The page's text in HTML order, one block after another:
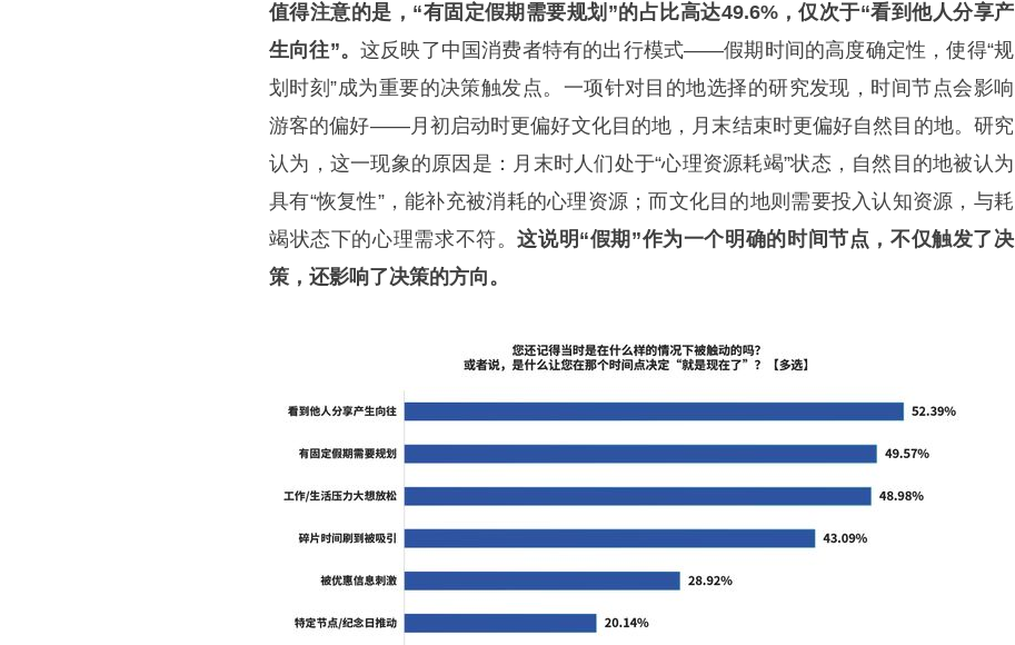
值得注意的是，“有固定假期需要规划”的占比高达49.6%，仅次于“看到他人分享产
生向往”。 这反映了中国消费者特有的出行模式——假期时间的高度确定性，使得“规
划时刻”成为重要的决策触发点。一项针对目的地选择的研究发现，时间节点会影响
游客的偏好——月初启动时更偏好文化目的地，月末结束时更偏好自然目的地。研究
认为，这一现象的原因是：月末时人们处于“心理资源耗竭”状态，自然目的地被认为
具有“恢复性”，能补充被消耗的心理资源；而文化目的地则需要投入认知资源，与耗
竭状态下的心理需求不符。这说明“假期”作为一个明确的时间节点，不仅触发了决
策，还影响了决策的方向。